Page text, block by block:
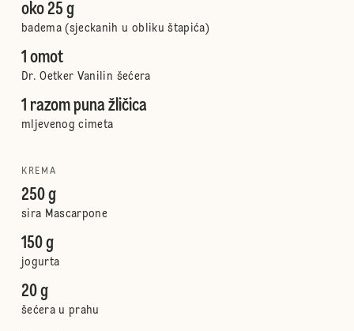
oko 25 g
badema (sjeckanih u obliku štapića)
1 omot
Dr. Oetker Vanilin šećera
1 razom puna žličica
mljevenog cimeta
KREMA
250 g
sira Mascarpone
150 g
jogurta
20 g
šećera u prahu